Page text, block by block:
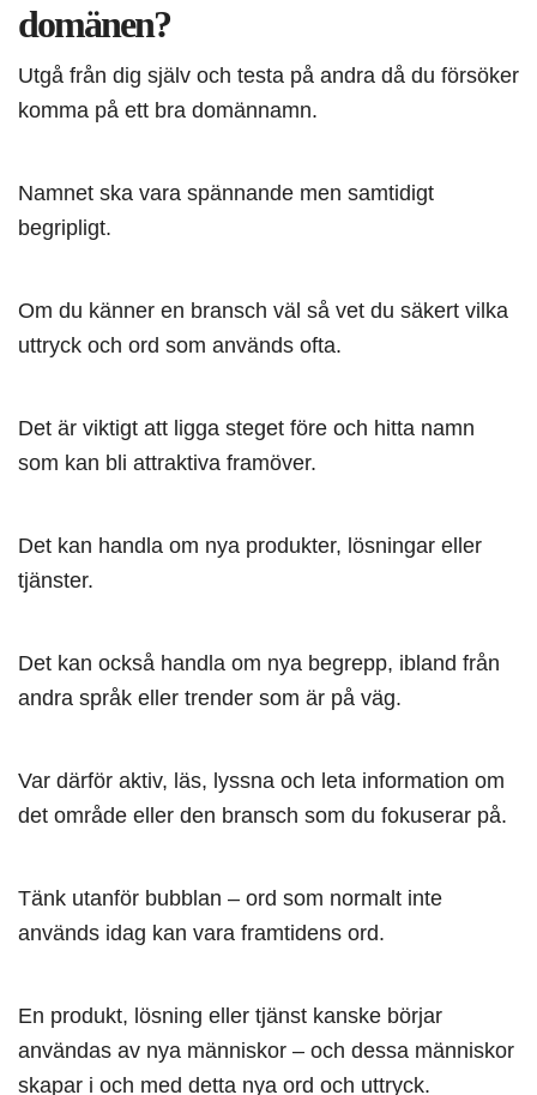
domänen?
Utgå från dig själv och testa på andra då du försöker
komma på ett bra domännamn.
Namnet ska vara spännande men samtidigt
begripligt.
Om du känner en bransch väl så vet du säkert vilka
uttryck och ord som används ofta.
Det är viktigt att ligga steget före och hitta namn
som kan bli attraktiva framöver.
Det kan handla om nya produkter, lösningar eller
tjänster.
Det kan också handla om nya begrepp, ibland från
andra språk eller trender som är på väg.
Var därför aktiv, läs, lyssna och leta information om
det område eller den bransch som du fokuserar på.
Tänk utanför bubblan – ord som normalt inte
används idag kan vara framtidens ord.
En produkt, lösning eller tjänst kanske börjar
användas av nya människor – och dessa människor
skapar i och med detta nya ord och uttryck.